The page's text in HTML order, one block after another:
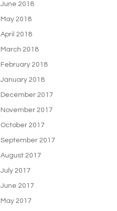
June 2018
May 2018
April 2018
March 2018
February 2018
January 2018
December 2017
November 2017
October 2017
September 2017
August 2017
July 2017
June 2017
May 2017